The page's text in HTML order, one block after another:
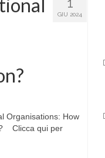
GIU 2024
Organisations: How
Clicca qui per